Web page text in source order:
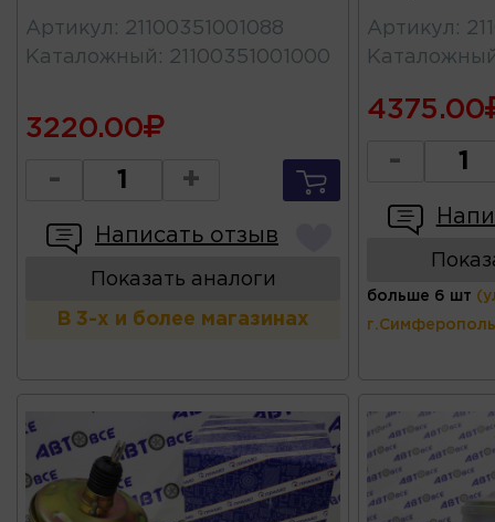
Артикул : 21100351001088
Каталожный : 21100351001000
3220.00
- +
Написать отзыв
Показать аналоги
В 3-х и более магазинах
Артикул :
4375.00
-
больше 6 шт